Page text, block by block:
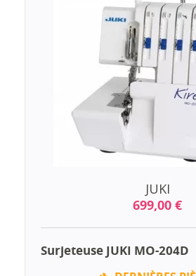
JUKI
699,00 €
Surjeteuse JUKI MO-204D